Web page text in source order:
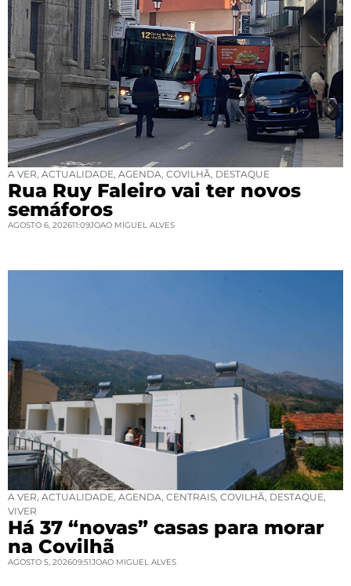
A VER ACTUALIDADE AGENDA COVILHÃ DESTAQUE
Rua Ruy Faleiro vai ter novos
semáforos
AGOSTO 6, 202611:09JOAO MIGUEL ALVES
A VER ACTUALIDADE AGENDA CENTRAIS COVILHÃ DESTAQUE
VIVER
Há 37 “novas” casas para morar
na Covilhã
AGOSTO 5, 202609:51JOAO MIGUEL ALVES